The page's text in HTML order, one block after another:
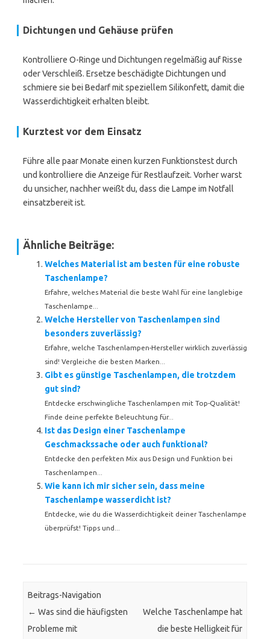
Dichtungen und Gehäuse prüfen
Kontrolliere O-Ringe und Dichtungen regelmäßig auf Risse
oder Verschleiß. Ersetze beschädigte Dichtungen und
schmiere sie bei Bedarf mit speziellem Silikonfett, damit die
Wasserdichtigkeit erhalten bleibt.
Kurztest vor dem Einsatz
Führe alle paar Monate einen kurzen Funktionstest durch
und kontrolliere die Anzeige für Restlaufzeit. Vorher warst
du unsicher, nachher weißt du, dass die Lampe im Notfall
einsatzbereit ist.
Ähnliche Beiträge:
Welches Material ist am besten für eine robuste
Taschenlampe?
Erfahre, welches Material die beste Wahl für eine langlebige
Taschenlampe...
Welche Hersteller von Taschenlampen sind
besonders zuverlässig?
Erfahre, welche Taschenlampen-Hersteller wirklich zuverlässig
sind! Vergleiche die besten Marken...
Gibt es günstige Taschenlampen, die trotzdem
gut sind?
Entdecke erschwingliche Taschenlampen mit Top-Qualität!
Finde deine perfekte Beleuchtung für...
Ist das Design einer Taschenlampe
Geschmackssache oder auch funktional?
Entdecke den perfekten Mix aus Design und Funktion bei
Taschenlampen...
Wie kann ich mir sicher sein, dass meine
Taschenlampe wasserdicht ist?
Entdecke, wie du die Wasserdichtigkeit deiner Taschenlampe
überprüfst! Tipps und...
Beitrags-Navigation
← Was sind die häufigsten
Probleme mit
Welche Taschenlampe hat
die beste Helligkeit für